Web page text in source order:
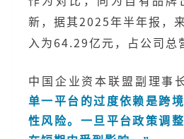
新，据其2025年半年报，
入为64.29亿元，占公司总
中国企业资本联盟副理事
单一平台的过度依赖是跨
性风险。一旦平台政策调